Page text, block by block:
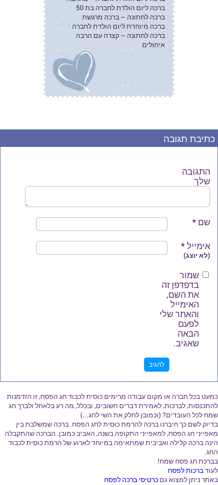
ברכה ליום הולדת לחברה בת 50
ברכה לחתונה – ברכה מרגשת
ברכה מיוחדת ליום הולדת לחברה
ברכה לחתונה – קצרה עם הרבה
איחולים
כתיבת תגובה
התגובה
שלך
שם *
אימייל*
(לא יוצג)
שמור
בדפדפן זה
את השם,
האימייל
והאתר שלי
לפעם
הבאה
שאגיב.
כמעט בכל חברה או מקום עבודה מרימים כוסית לכבוד חג הפסח, זו הזדמנות
להתכנסות, לברכות, לאמירת דברים חשובים, ובכלל, מה רע בלאחל ולברך חג
שמח לכל העובדים? (וכמובן לחלק את השי לחג...)
בדיוק לשם כך חיברנו ברכה להרמת כוסית לחג הפסח. ברכה שמשלבת בין
מאפייני חג הפסח, למאפייני התקופה בשנה, האביב כמובן. הברכה שהתקבלה
הינה ברכה קלילה ואביבית שמתאימה במיוחד לארוע של הרמת כוסית לכבוד
החג.
בברכת חג פסח שמח!
לעודברכות לפסח
באתר ניתן למצוא גם כרטיסי ברכה לפסח